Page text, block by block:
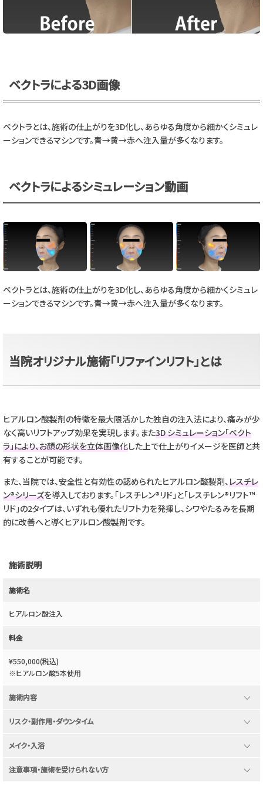
ベクトラによる3D画像
ベクトラとは、施術の仕上がりを3D化し、あらゆる角度から細かくシミュレ
ーションできるマシンです。青→黄→赤へ注入量が多くなります。
ベクトラによるシミュレーション動画
ベクトラとは、施術の仕上がりを3D化し、あらゆる角度から細かくシミュレ
ーションできるマシンです。青→黄→赤へ注入量が多くなります。
当院オリジナル施術「リファインリフト」とは
ヒアルロン酸製剤の特徴を最大限活かした独自の注入法により、痛みが少
なく高いリフトアップ効果を実現します。また3D シミュレーション「ベクト
ラ」により、お顔の形状を立体画像化した上で仕上がりイメージを医師と共
有することが可能です。
また、当院では、安全性と有効性の認められたヒアルロン酸製剤、レスチレ
ン®︎シリーズを導入しております。「レスチレン®リド」と「レスチレン®リフト™
リド」の2タイプは、いずれも優れたリフト力を発揮し、シワやたるみを長期
的に改善へと導くヒアルロン酸製剤です。
施術説明
施術名
ヒアルロン酸注入
料金
¥550,000(税込)
※ヒアルロン酸5本使用
施術内容 expand_more
リスク・副作用・ダウンタイム expand_more
メイク・入浴 expand_more
注意事項・施術を受けられない方 expand_more